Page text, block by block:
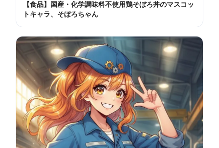
【食品】国産・化学調味料不使用鶏そぼろ丼のマスコッ
トキャラ、そぼろちゃん